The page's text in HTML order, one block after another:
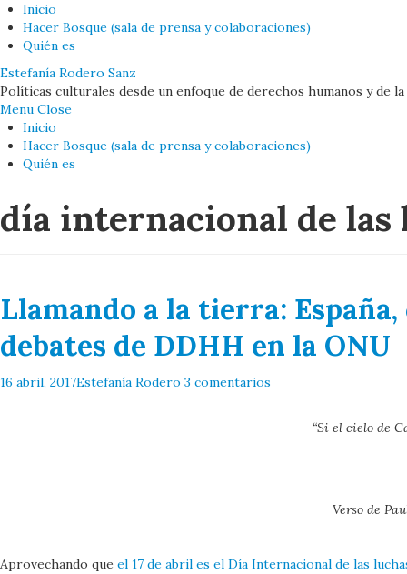
Inicio
Hacer Bosque (sala de prensa y colaboraciones)
Quién es
Estefanía Rodero Sanz
Políticas culturales desde un enfoque de derechos humanos y de
Menu Close
Inicio
Hacer Bosque (sala de prensa y colaboraciones)
Quién es
día internacional de las
Llamando a la tierra:
debates de DDHH en la ONU
16 abril, 2017Estefanía Rodero 3 comentarios
“Si el cielo de
Verso de
Aprovechando que el 17 de abril es el Día Internacional de las